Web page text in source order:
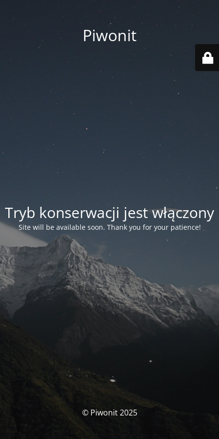
Piwonit
Tryb konserwacji jest włączony
Site will be available soon. Thank you for your patience!
© Piwonit 2025